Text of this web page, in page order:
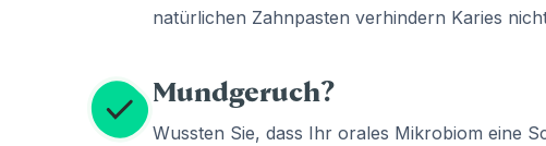
natürlichen Zahnpasten verhindern Karies
Mundgeruch?
Wussten Sie, dass Ihr orales Mikrobiom eine